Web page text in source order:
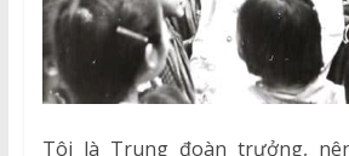
Tôi là Trung đoàn trưởng,